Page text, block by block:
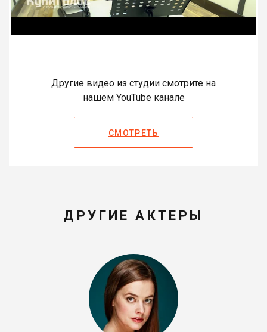
Другие видео из студии смотрите на
нашем YouTube канале
СМОТРЕТЬ
ДРУГИЕ АКТЕРЫ